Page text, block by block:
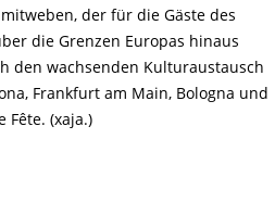
der für die Gäste des
die Grenzen Europas hinaus
den wachsenden Kulturaustausch
Frankfurt am Main, Bologna und
Fête. (xaja.)